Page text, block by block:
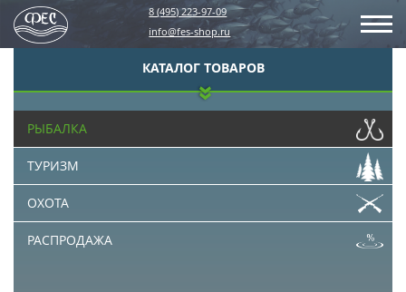
8 (495) 223-97-09
info@fes-shop.ru
КАТАЛОГ ТОВАРОВ
РЫБАЛКА
ТУРИЗМ
ОХОТА
РАСПРОДАЖА